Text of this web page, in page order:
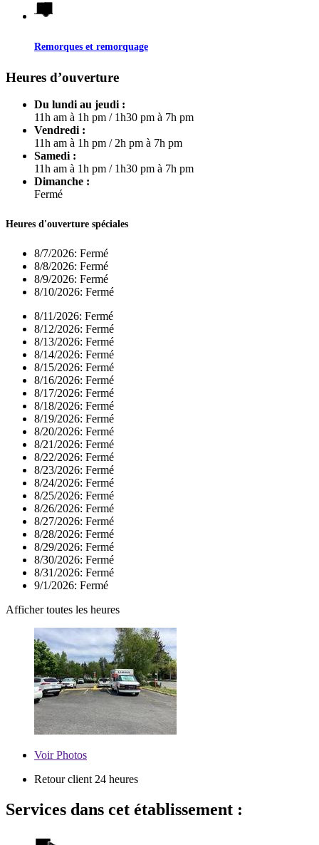
Remorques et remorquage
Heures d’ouverture
Du lundi au jeudi :
11h am à 1h pm / 1h30 pm à 7h pm
Vendredi :
11h am à 1h pm / 2h pm à 7h pm
Samedi :
11h am à 1h pm / 1h30 pm à 7h pm
Dimanche :
Fermé
Heures d'ouverture spéciales
8/7/2026: Fermé
8/8/2026: Fermé
8/9/2026: Fermé
8/10/2026: Fermé
8/11/2026: Fermé
8/12/2026: Fermé
8/13/2026: Fermé
8/14/2026: Fermé
8/15/2026: Fermé
8/16/2026: Fermé
8/17/2026: Fermé
8/18/2026: Fermé
8/19/2026: Fermé
8/20/2026: Fermé
8/21/2026: Fermé
8/22/2026: Fermé
8/23/2026: Fermé
8/24/2026: Fermé
8/25/2026: Fermé
8/26/2026: Fermé
8/27/2026: Fermé
8/28/2026: Fermé
8/29/2026: Fermé
8/30/2026: Fermé
8/31/2026: Fermé
9/1/2026: Fermé
Afficher toutes les heures
VoirPhotos
Retour client 24 heures
Services dans cet établissement :